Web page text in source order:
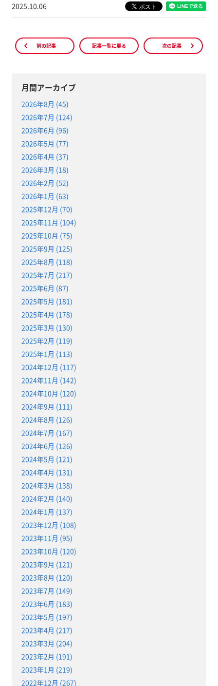
2025.10.06
前の記事 記事一覧に戻る 次の記事
月間アーカイブ
2026年8月 (45)
2026年7月 (124)
2026年6月 (96)
2026年5月 (77)
2026年4月 (37)
2026年3月 (18)
2026年2月 (52)
2026年1月 (63)
2025年12月 (70)
2025年11月 (104)
2025年10月 (75)
2025年9月 (125)
2025年8月 (118)
2025年7月 (217)
2025年6月 (87)
2025年5月 (181)
2025年4月 (178)
2025年3月 (130)
2025年2月 (119)
2025年1月 (113)
2024年12月 (117)
2024年11月 (142)
2024年10月 (120)
2024年9月 (111)
2024年8月 (126)
2024年7月 (167)
2024年6月 (126)
2024年5月 (121)
2024年4月 (131)
2024年3月 (138)
2024年2月 (140)
2024年1月 (137)
2023年12月 (108)
2023年11月 (95)
2023年10月 (120)
2023年9月 (121)
2023年8月 (120)
2023年7月 (149)
2023年6月 (183)
2023年5月 (197)
2023年4月 (217)
2023年3月 (204)
2023年2月 (191)
2023年1月 (219)
2022年12月 (267)